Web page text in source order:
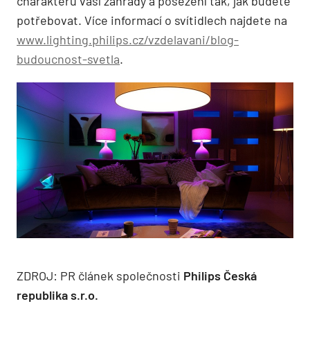
potřebovat. Více informací o svítidlech najdete na
www.lighting.philips.cz/vzdelavani/blog-
budoucnost-svetla.
ZDROJ: PR článek společnosti Philips Česká
republika s.r.o.